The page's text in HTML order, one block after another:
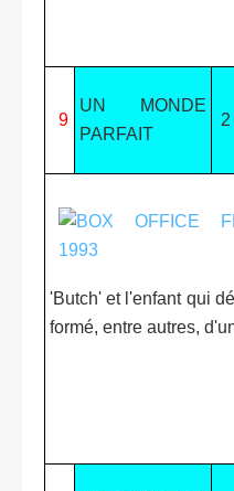
9
UN MONDE
PARFAIT
'Butch' et l'enfant qui
formé, entre autres,